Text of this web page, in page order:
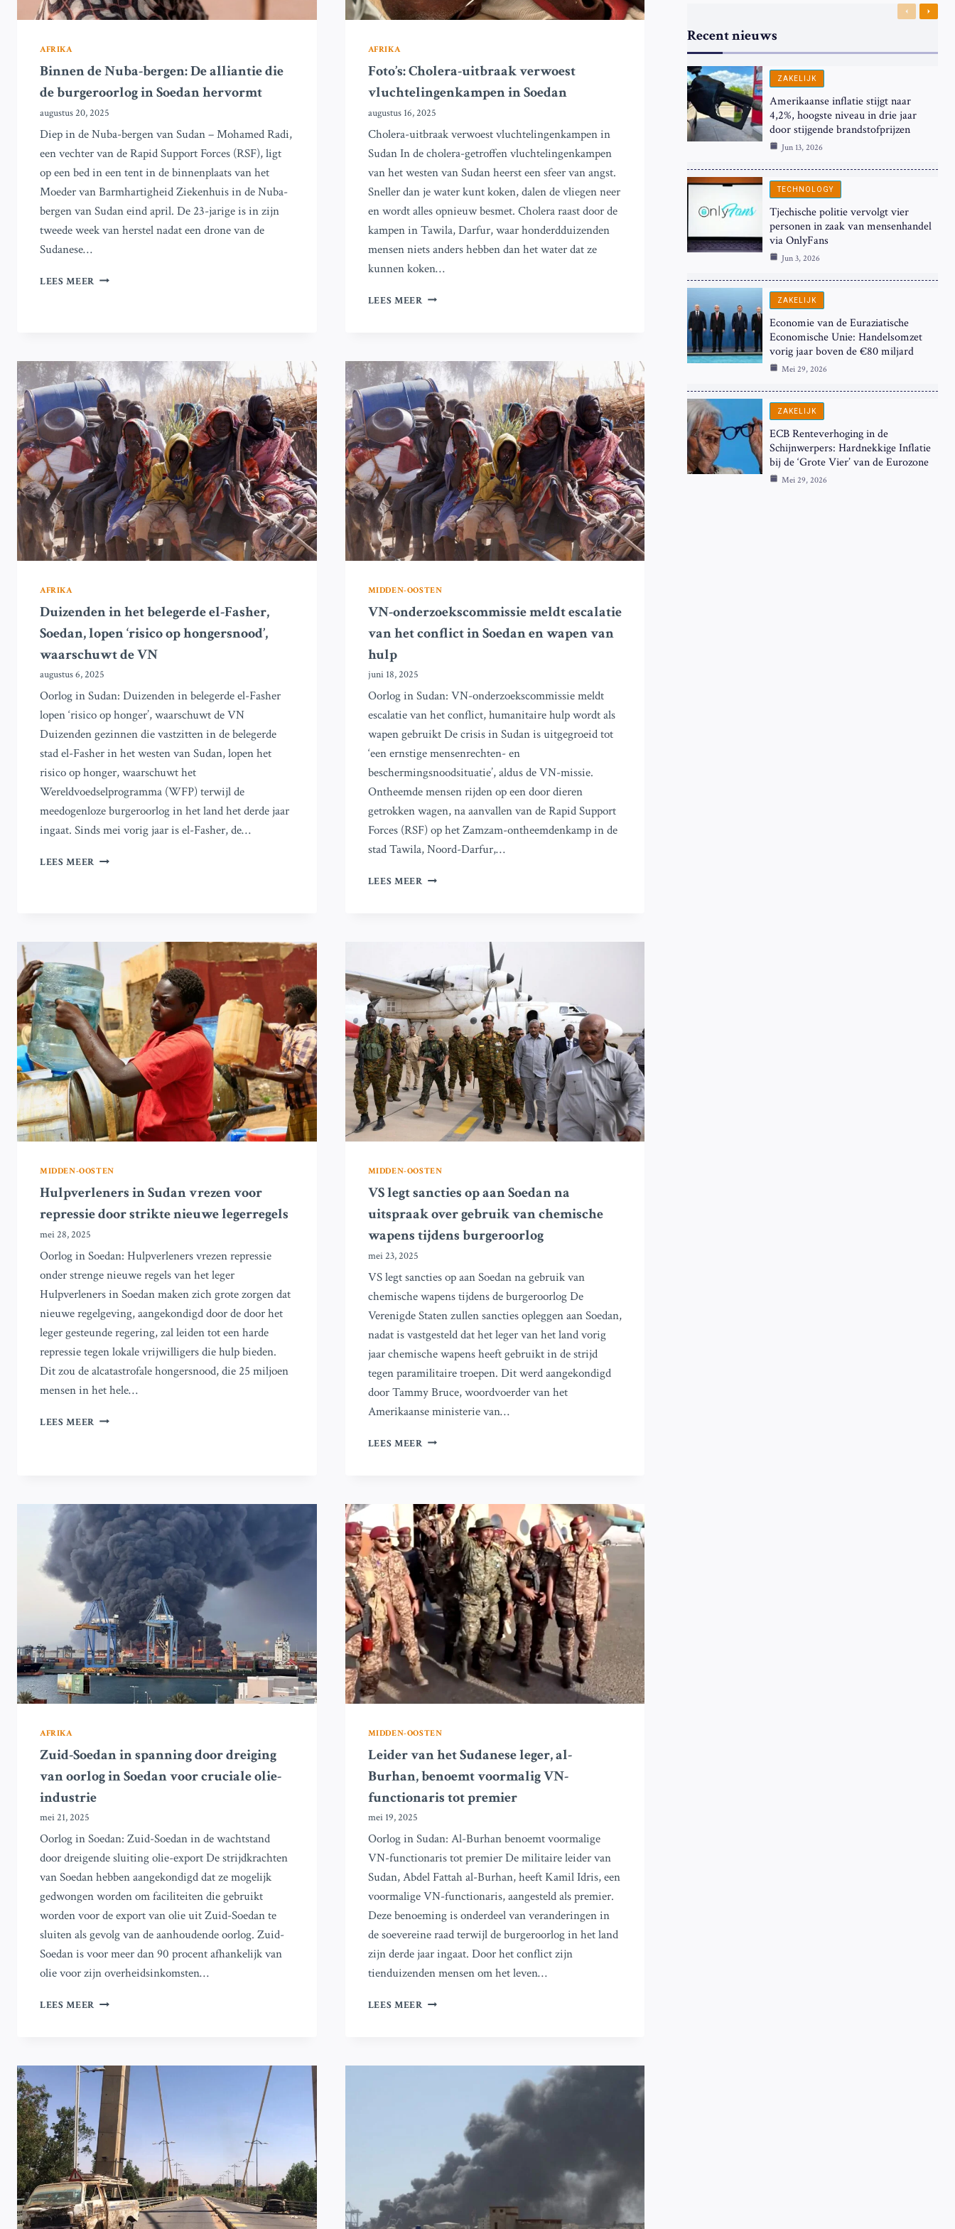
AFRIKA
Binnen de Nuba-bergen: De alliantie die
de burgeroorlog in Soedan hervormt
augustus 20, 2025
Diep in de Nuba-bergen van Sudan – Mohamed Radi,
een vechter van de Rapid Support Forces (RSF), ligt
op een bed in een tent in de binnenplaats van het
Moeder van Barmhartigheid Ziekenhuis in de Nuba-
bergen van Sudan eind april. De 23-jarige is in zijn
tweede week van herstel nadat een drone van de
Sudanese…
LEES MEER BINNEN
DIE
DE
BURGEROORLOG
IN
SOEDAN
HERVORMT
AFRIKA
Foto’s: Cholera-uitbraak verwoest
vluchtelingenkampen in Soedan
augustus 16, 2025
Cholera-uitbraak verwoest vluchtelingenkampen in
Sudan In de cholera-getroffen vluchtelingenkampen
van het westen van Sudan heerst een sfeer van angst.
Sneller dan je water kunt koken, dalen de vliegen neer
en wordt alles opnieuw besmet. Cholera raast door de
kampen in Tawila, Darfur, waar honderdduizenden
mensen niets anders hebben dan het water dat ze
kunnen koken…
LEES MEER FOTO’S:
IN
SOEDAN
AFRIKA
Duizenden in het belegerde el-Fasher,
Soedan, lopen ‘risico op hongersnood’,
waarschuwt de VN
augustus 6, 2025
Oorlog in Sudan: Duizenden in belegerde el-Fasher
lopen ‘risico op honger’, waarschuwt de VN
Duizenden gezinnen die vastzitten in de belegerde
stad el-Fasher in het westen van Sudan, lopen het
risico op honger, waarschuwt het
Wereldvoedselprogramma (WFP) terwijl de
meedogenloze burgeroorlog in het land het derde jaar
ingaat. Sinds mei vorig jaar is el-Fasher, de…
LEES MEER DUIZENDEN
SOEDAN,
LOPEN
‘RISICO
OP
HONGERSNOOD’,
WAARSCHUWT
DE
VN
MIDDEN-OOSTEN
VN-onderzoekscommissie meldt escalatie
van het conflict in Soedan en wapen van
hulp
juni 18, 2025
Oorlog in Sudan: VN-onderzoekscommissie meldt
escalatie van het conflict, humanitaire hulp wordt als
wapen gebruikt De crisis in Sudan is uitgegroeid tot
‘een ernstige mensenrechten- en
beschermingsnoodsituatie’, aldus de VN-missie.
Ontheemde mensen rijden op een door dieren
getrokken wagen, na aanvallen van de Rapid Support
Forces (RSF) op het Zamzam-ontheemdenkamp in de
stad Tawila, Noord-Darfur,…
LEES MEER VN-
CONFLICT
IN
SOEDAN
EN
WAPEN
VAN
HULP
MIDDEN-OOSTEN
Hulpverleners in Sudan vrezen voor
repressie door strikte nieuwe legerregels
mei 28, 2025
Oorlog in Soedan: Hulpverleners vrezen repressie
onder strenge nieuwe regels van het leger
Hulpverleners in Soedan maken zich grote zorgen dat
nieuwe regelgeving, aangekondigd door de door het
leger gesteunde regering, zal leiden tot een harde
repressie tegen lokale vrijwilligers die hulp bieden.
Dit zou de alcatastrofale hongersnood, die 25 miljoen
mensen in het hele…
LEES MEER HULPVERLENERS
DOOR
STRIKTE
NIEUWE
LEGERREGELS
MIDDEN-OOSTEN
VS legt sancties op aan Soedan na
uitspraak over gebruik van chemische
wapens tijdens burgeroorlog
mei 23, 2025
VS legt sancties op aan Soedan na gebruik van
chemische wapens tijdens de burgeroorlog De
Verenigde Staten zullen sancties opleggen aan Soedan,
nadat is vastgesteld dat het leger van het land vorig
jaar chemische wapens heeft gebruikt in de strijd
tegen paramilitaire troepen. Dit werd aangekondigd
door Tammy Bruce, woordvoerder van het
Amerikaanse ministerie van…
LEES MEER VS
SOEDAN
NA
UITSPRAAK
OVER
GEBRUIK
VAN
CHEMISCHE
WAPENS
TIJDENS
BURGEROORLOG
AFRIKA
Zuid-Soedan in spanning door dreiging
van oorlog in Soedan voor cruciale olie-
industrie
mei 21, 2025
Oorlog in Soedan: Zuid-Soedan in de wachtstand
door dreigende sluiting olie-export De strijdkrachten
van Soedan hebben aangekondigd dat ze mogelijk
gedwongen worden om faciliteiten die gebruikt
worden voor de export van olie uit Zuid-Soedan te
sluiten als gevolg van de aanhoudende oorlog. Zuid-
Soedan is voor meer dan 90 procent afhankelijk van
olie voor zijn overheidsinkomsten…
LEES MEER ZUID-
DREIGING
VAN
OORLOG
IN
SOEDAN
VOOR
CRUCIALE
OLIE-
INDUSTRIE
MIDDEN-OOSTEN
Leider van het Sudanese leger, al-
Burhan, benoemt voormalig VN-
functionaris tot premier
mei 19, 2025
Oorlog in Sudan: Al-Burhan benoemt voormalige
VN-functionaris tot premier De militaire leider van
Sudan, Abdel Fattah al-Burhan, heeft Kamil Idris, een
voormalige VN-functionaris, aangesteld als premier.
Deze benoeming is onderdeel van veranderingen in
de soevereine raad terwijl de burgeroorlog in het land
zijn derde jaar ingaat. Door het conflict zijn
tienduizenden mensen om het leven…
LEES MEER LEIDER
VOORMALIG
FUNCTIONARIS
TOT
PREMIER
Recent nieuws
Previous
Next
ZAKELIJK
Amerikaanse inflatie stijgt naar
4,2%, hoogste niveau in drie jaar
door stijgende brandstofprijzen
Jun 13, 2026
TECHNOLOGY
Tjechische politie vervolgt vier
personen in zaak van mensenhandel
via OnlyFans
Jun 3, 2026
ZAKELIJK
Economie van de Euraziatische
Economische Unie: Handelsomzet
vorig jaar boven de €80 miljard
Mei 29, 2026
ZAKELIJK
ECB Renteverhoging in de
Schijnwerpers: Hardnekkige Inflatie
bij de ‘Grote Vier’ van de Eurozone
Mei 29, 2026